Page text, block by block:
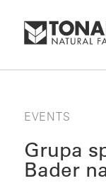
EVENTS
Grupa
Bader